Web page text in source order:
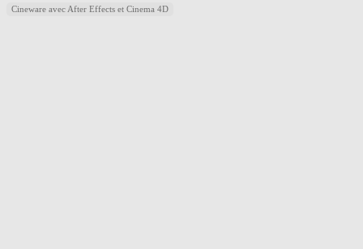
Cineware avec After Effects et Cinema 4D